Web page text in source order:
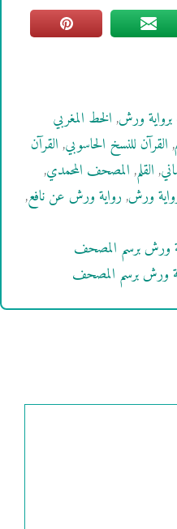
برواية ورش,الخط المغربي
,القرآن للنسخ الحاسوبي,القرآن
,القلم,المصحف المحمدي,
ورش,رواية ورش عن نافع,
ورش برسم المصحف
ورش برسم المصحف